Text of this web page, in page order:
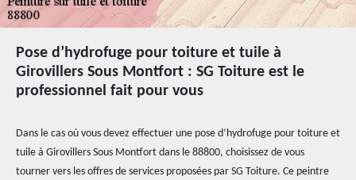
Pose d’hydrofuge pour toiture et tuile à
Girovillers Sous Montfort : SG Toiture est le
professionnel fait pour vous
Dans le cas où vous devez effectuer une pose d’hydrofuge pour toiture et
tuile à Girovillers Sous Montfort dans le 88800, choisissez de vous
tourner vers les offres de services proposées par SG Toiture. Ce peintre